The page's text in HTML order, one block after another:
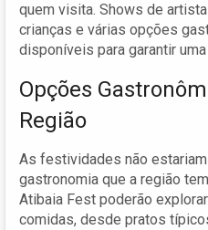
quem visita. Shows de
crianças e várias opções
disponíveis para garantir
Opções
Região
As festividades não
gastronomia que a região
Atibaia Fest poderão
comidas, desde pratos